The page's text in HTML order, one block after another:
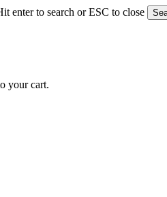
enter to search or ESC to close
your cart.